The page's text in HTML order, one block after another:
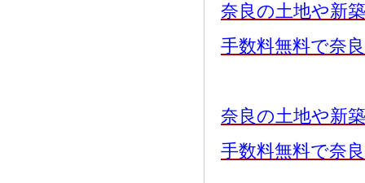
奈良の土地や新
手数料無料で奈
奈良の土地や新
手数料無料で奈